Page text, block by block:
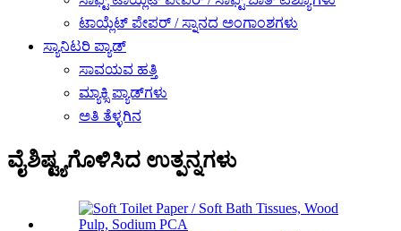
ಟಾಯ್ಲೆಟ್ ಪೇಪರ್ / ಸ್ನಾನದ ಅಂಗಾಂಶಗಳು
ಸ್ಯಾನಿಟರಿ ಪ್ಯಾಡ್
ಸಾವಯವ ಹತ್ತಿ
ಮ್ಯಾಕ್ಸಿ ಪ್ಯಾಡ್‌ಗಳು
ಅತಿ ತೆಳ್ಳಗಿನ
ವೈಶಿಷ್ಟ್ಯಗೊಳಿಸಿದ ಉತ್ಪನ್ನಗಳು